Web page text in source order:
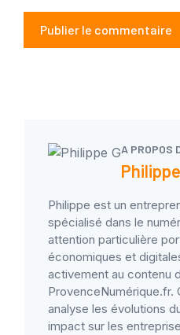
A PROPOS
Philippe est un
spécialisé dans le
attention particulière
économiques et
activement au contenu
ProvenceNumérique.fr.
analyse les évolutions
impact sur les